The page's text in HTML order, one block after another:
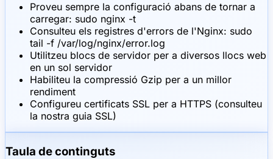
Proveu sempre la configuració abans de tornar a
carregar: sudo nginx -t
Consulteu els registres d'errors de l'Nginx: sudo
tail -f /var/log/nginx/error.log
Utilitzeu blocs de servidor per a diversos llocs web
en un sol servidor
Habiliteu la compressió Gzip per a un millor
rendiment
Configureu certificats SSL per a HTTPS (consulteu
la nostra guia SSL)
Taula de continguts